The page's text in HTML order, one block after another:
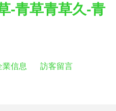
-青草青草久-青
業信息 訪客留言